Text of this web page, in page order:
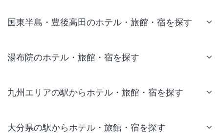
国東半島・豊後高田のホテル・旅館・宿を探す
湯布院のホテル・旅館・宿を探す
九州エリアの駅からホテル・旅館・宿を探す
大分県の駅からホテル・旅館・宿を探す